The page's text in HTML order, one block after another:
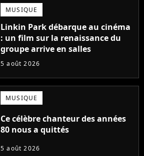
MUSIQUE
Linkin Park débarque au cinéma
: un film sur la renaissance du
groupe arrive en salles
5 août 2026
MUSIQUE
Ce célèbre chanteur des années
80 nous a quittés
5 août 2026